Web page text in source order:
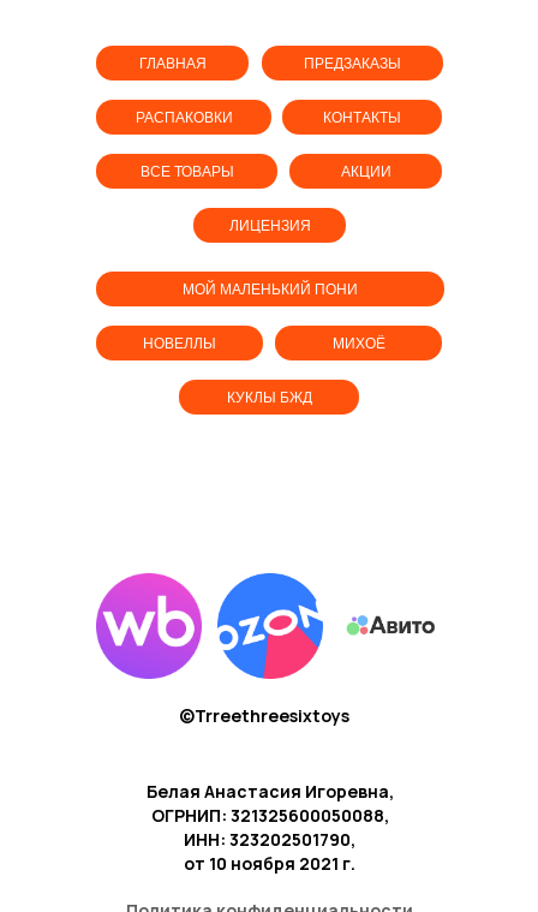
КУКЛЫ БЖД
НОВЕЛЛЫ МИХОЁ
МОЙ МАЛЕНЬКИЙ ПОНИ
ЛИЦЕНЗИЯ
КОНТАКТЫ
РАСПАКОВКИ
ВСЕ ТОВАРЫ АКЦИИ
ГЛАВНАЯ ПРЕДЗАКАЗЫ
Белая Анастасия Игоревна,
ОГРНИП: 321325600050088,
ИНН: 323202501790,
от 10 ноября 2021 г.
©Trreethreesixtoys